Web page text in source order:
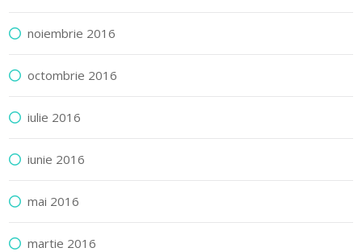
noiembrie 2016
octombrie 2016
iulie 2016
iunie 2016
mai 2016
martie 2016